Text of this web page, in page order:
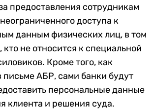
предоставления сотрудникам
доступа к
данным физических лиц, в том
кто не относится к специальной
Кроме того, как
письме АБР, сами банки будут
персональные данные
клиента и решения суда.